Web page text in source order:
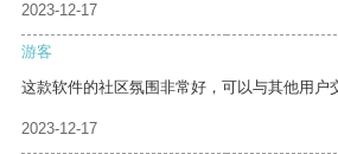
2023-12-17
游客
这款软件的社区氛围非常好，可以与其他用户
2023-12-17